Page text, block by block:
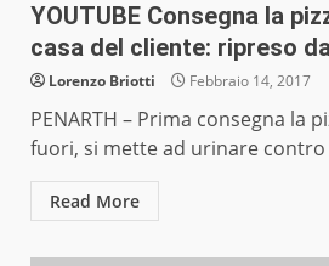
YOUTUBE Consegna la
casa del cliente: ripreso
Lorenzo Briotti Febbraio 14, 2017
PENARTH – Prima consegna la
fuori, si mette ad urinare contro
Read More